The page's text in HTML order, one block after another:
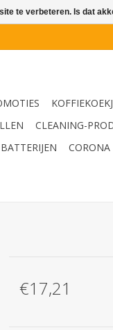
CLEANING-
BATTERIJEN CORONA
€17,21
te verbeteren. Is dat